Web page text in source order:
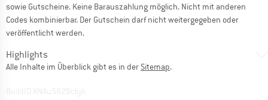
sowie Gutscheine. Keine Barauszahlung möglich. Nicht mit anderen
Codes kombinierbar. Der Gutschein darf nicht weitergegeben oder
veröffentlicht werden.
Highlights
Alle Inhalte im Überblick gibt es in der Sitemap.